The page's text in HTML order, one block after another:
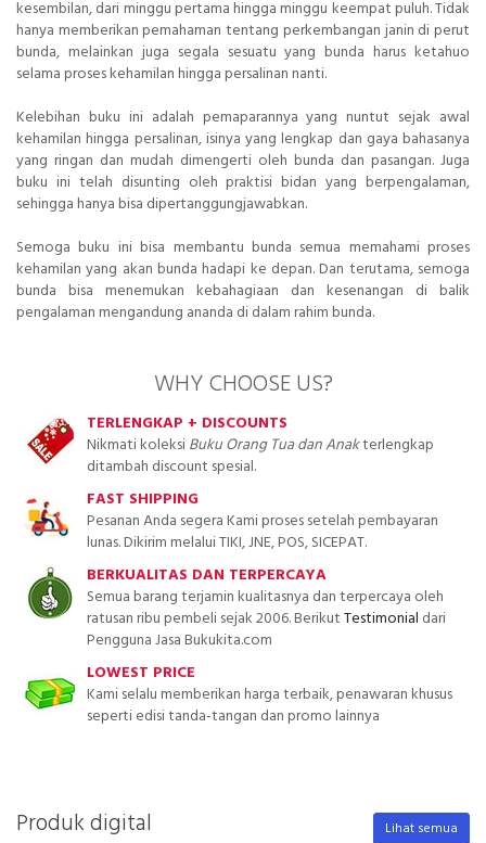
kesembilan, dari minggu pertama hingga minggu keempat puluh. Tidak
hanya memberikan pemahaman tentang perkembangan janin di perut
bunda, melainkan juga segala sesuatu yang bunda harus ketahuo
selama proses kehamilan hingga persalinan nanti.
Kelebihan buku ini adalah pemaparannya yang nuntut sejak awal
kehamilan hingga persalinan, isinya yang lengkap dan gaya bahasanya
yang ringan dan mudah dimengerti oleh bunda dan pasangan. Juga
buku ini telah disunting oleh praktisi bidan yang berpengalaman,
sehingga hanya bisa dipertanggungjawabkan.
Semoga buku ini bisa membantu bunda semua memahami proses
kehamilan yang akan bunda hadapi ke depan. Dan terutama, semoga
bunda bisa menemukan kebahagiaan dan kesenangan di balik
pengalaman mengandung ananda di dalam rahim bunda.
WHY CHOOSE US?
TERLENGKAP + DISCOUNTS
Nikmati koleksiBuku Orang Tua dan Anakterlengkap
ditambah discount spesial.
FAST SHIPPING
Pesanan Anda segera Kami proses setelah pembayaran
lunas. Dikirim melalui TIKI, JNE, POS, SICEPAT.
BERKUALITAS DAN TERPERCAYA
Semua barang terjamin kualitasnya dan terpercaya oleh
ratusan ribu pembeli sejak 2006. BerikutTestimonial dari
Pengguna Jasa Bukukita.com
LOWEST PRICE
Kami selalu memberikan harga terbaik, penawaran khusus
seperti edisi tanda-tangan dan promo lainnya
Produk digital Lihat semua